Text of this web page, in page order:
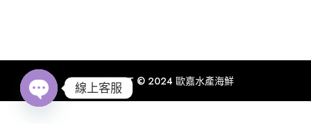
COPYRIGHT © 2024 歐嘉水產海鮮
線上客服